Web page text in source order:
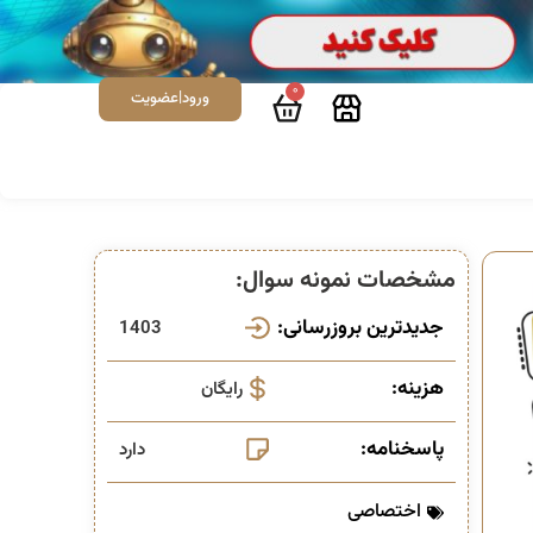
0 ورود|عضویت
مشخصات نمونه سوال:
جدیدترین بروزرسانی: 1403
هزینه: رایگان
پاسخنامه: دارد
اختصاصی